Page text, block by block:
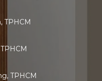
TPHCM
TPHCM